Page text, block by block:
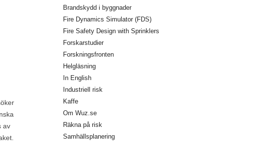
av
Brandskydd i byggnader
Fire Dynamics Simulator (FDS)
Fire Safety Design with Sprinklers
Forskarstudier
Forskningsfronten
Helgläsning
In English
Industriell risk
Kaffe
Om Wuz.se
Räkna på risk
Samhällsplanering